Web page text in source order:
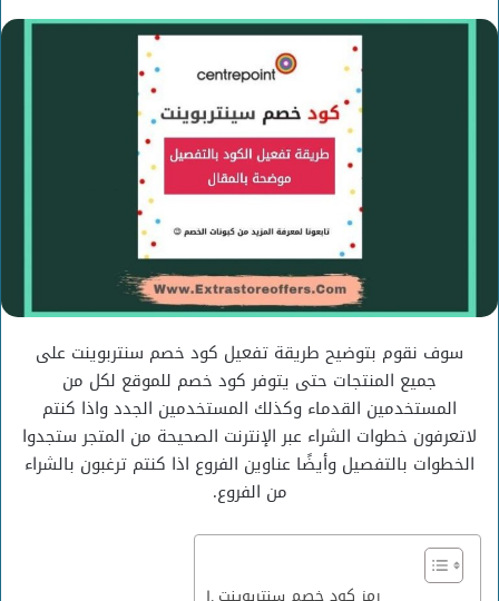
إلكترونيا
سوف نقوم بتوضيح طريقة تفعيل كود خصم سنتربوينت على
جميع المنتجات حتى يتوفر كود خصم للموقع لكل من
المستخدمين القدماء وكذلك المستخدمين الجدد واذا كنتم
لاتعرفون خطوات الشراء عبر الإنترنت الصحيحة من المتجر ستجدوا
الخطوات بالتفصيل وأيضًا عناوين الفروع اذا كنتم ترغبون بالشراء
من الفروع.